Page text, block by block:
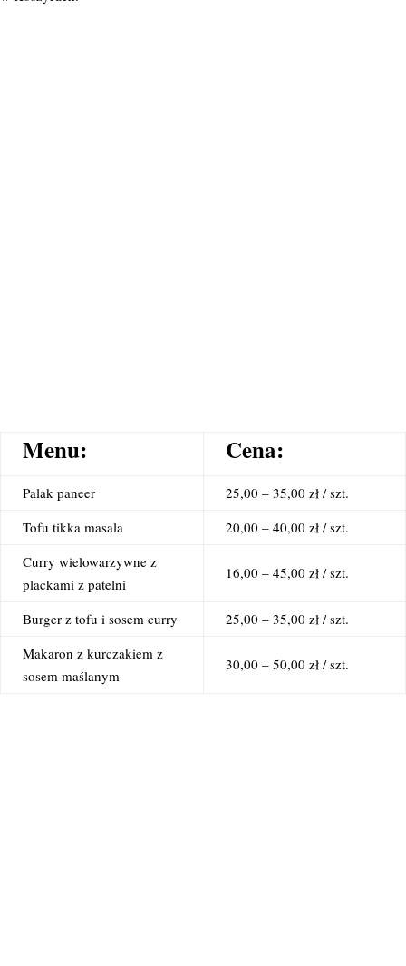
Menu: Cena:
Palak paneer
25,00 – 35,00 zł / szt.
Tofu tikka masala
20,00 – 40,00 zł / szt.
Curry wielowarzywne z
plackami z patelni
16,00 – 45,00 zł / szt.
Burger z tofu i sosem curry
25,00 – 35,00 zł / szt.
Makaron z kurczakiem z
sosem maślanym
30,00 – 50,00 zł / szt.